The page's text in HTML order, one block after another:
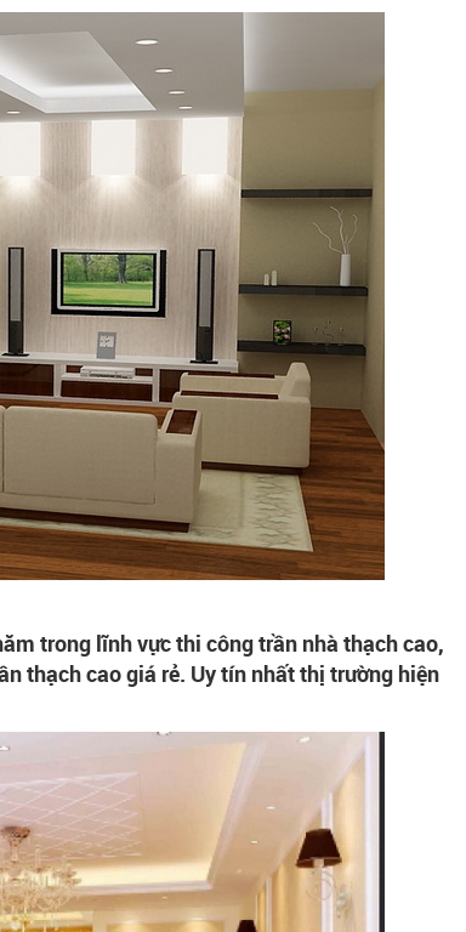
trong lĩnh vực thi công trần nhà thạch cao,
thạch cao giá rẻ. Uy tín nhất thị trường hiện